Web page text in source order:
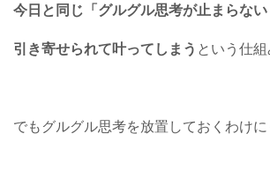
今日と同じ「グルグル思考が止まらな
引き寄せられて叶ってしまう という仕
でもグルグル思考を放置しておくわけ